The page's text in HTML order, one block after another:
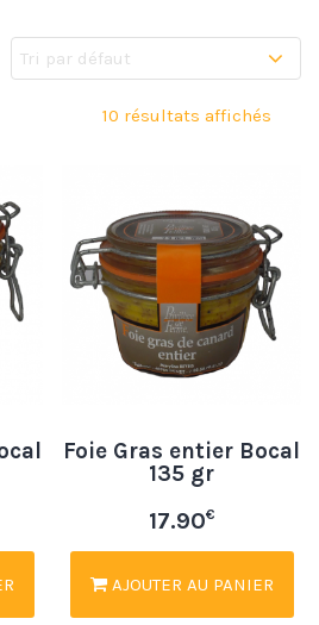
10 résultats affichés
Foie Gras entier Bocal
135 gr
17.90€
AJOUTER AU PANIER